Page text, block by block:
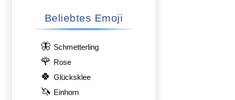
Beliebtes Emoji
🦋 Schmetterling
🌹 Rose
🍀 Glücksklee
🦄 Einhorn